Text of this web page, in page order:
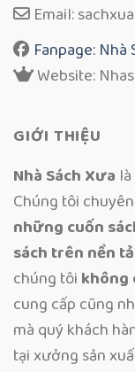
Email:
Fanpage: Nhà
Website:
GIỚI THIỆU
Nhà Sách Xưa
Chúng tôi
những cuốn
sách trên nền
chúng tôi không
cung cấp cũng
mà quý khách
tại xưởng sản